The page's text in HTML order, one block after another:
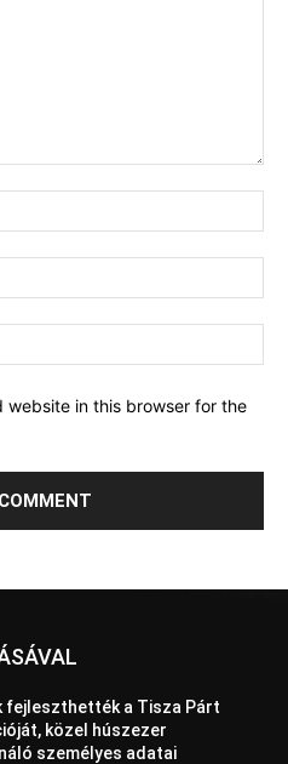
website in this browser for the
fejleszthették a Tisza Párt
közel húszezer
személyes adatai